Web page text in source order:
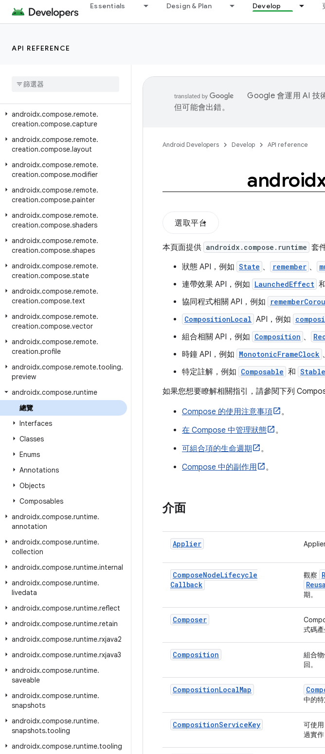
Essentials Design & Plan Develop
API REFERENCE
androidx.compose.material3.ripple
androidx.compose.remote.creation
androidx.compose
androidx.compose.remote.
creation.compose.capture
androidx.compose.remote.
creation.compose.layout
androidx.compose.remote.
creation.compose.modifier
androidx.compose.remote.
creation.compose.painter
androidx.compose.remote.
creation.compose.shaders
androidx.compose.remote.
creation.compose.shapes
androidx.compose.remote.
creation.compose.state
androidx.compose.remote.
creation.compose.text
androidx.compose.remote.
creation.compose.vector
androidx.compose.remote.
creation.profile
androidx.compose.remote.tooling.
preview
androidx.compose.runtime
總覽
Interfaces
Classes
Enums
Annotations
Objects
Composables
androidx.compose.runtime.
annotation
androidx.compose.runtime.
collection
androidx.compose.runtime.internal
androidx.compose.runtime.
livedata
androidx.compose.runtime.reflect
androidx.compose.runtime.retain
androidx.compose.runtime.rxjava2
androidx.compose.runtime.rxjava3
androidx.compose.runtime.
saveable
androidx.compose.runtime.
snapshots
androidx.compose.runtime.
snapshots.tooling
androidx.compose.runtime.tooling
Google 會運用 AI 技
但可能會出錯。
Android Developers Develop API reference
選取平台
本頁面提供 androidx.compose.runtime 套
狀態 API，例如 State 、 remember 、
連帶效果 API，例如 LaunchedEffect
協同程式相關 API，例如
CompositionLocal API，例如
組合相關 API，例如 Composition 、
時鐘 API，例如 MonotonicFrameClock 、
特定註解，例如 Composable 和 Stable
如果您想要瞭解相關指引，請參閱下列
Compose 的使用注意事項
。
在 Compose 中管理狀態
。
可組合項的生命週期
。
Compose 中的副作用
。
介面
Applier
ComposeNodeLifecycle
Callback
觀察
期。
Composer
式碼產
Composition
組合
回。
CompositionLocalMap
中的特
CompositionServiceKey 可使用
過實作